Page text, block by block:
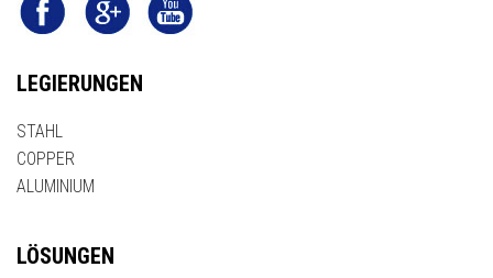
LEGIERUNGEN
STAHL
COPPER
ALUMINIUM
LÖSUNGEN